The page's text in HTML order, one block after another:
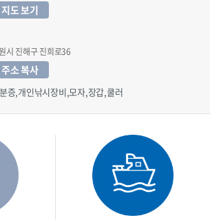
지도 보기
시 진해구 진희로36
주소 복사
증,개인낚시장비,모자,장갑,쿨러